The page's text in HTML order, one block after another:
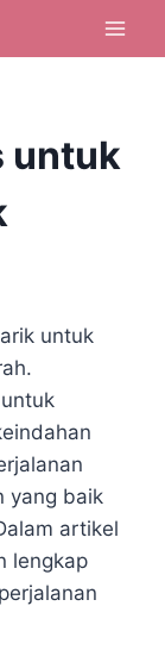
untuk
untuk
yang baik
artikel
lengkap